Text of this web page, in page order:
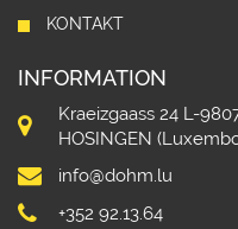
KONTAKT
INFORMATION
Kraeizgaass 24 L-
HOSINGEN
info@dohm.lu
+352 92.13.64